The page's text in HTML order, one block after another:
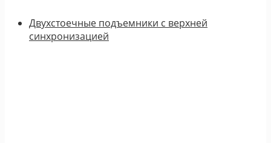
Двухстоечные подъемники с верхней
синхронизацией